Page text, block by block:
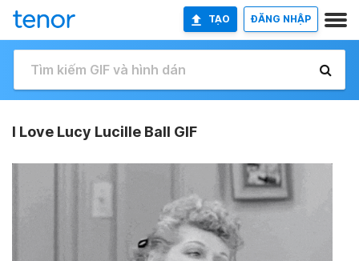
TẠO ĐĂNG NHẬP
I Love Lucy Lucille Ball GIF